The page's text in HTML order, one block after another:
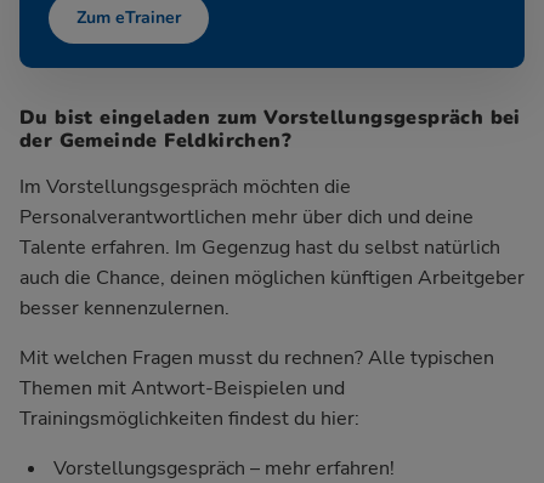
Zum eTrainer
Du bist eingeladen zum Vorstellungsgespräch bei
der Gemeinde Feldkirchen?
Im Vorstellungsgespräch möchten die
Personalverantwortlichen mehr über dich und deine
Talente erfahren. Im Gegenzug hast du selbst natürlich
auch die Chance, deinen möglichen künftigen Arbeitgeber
besser kennenzulernen.
Mit welchen Fragen musst du rechnen? Alle typischen
Themen mit Antwort-Beispielen und
Trainingsmöglichkeiten findest du hier:
Vorstellungsgespräch – mehr erfahren!